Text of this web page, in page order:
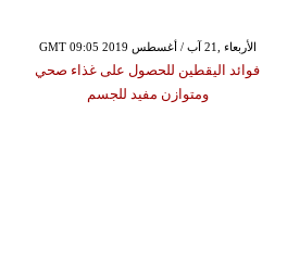
GMT 09:05 2019 الأربعاء ,21 آب / أغسطس
فوائد اليقطين للحصول على غذاء صحي
ومتوازن مفيد للجسم